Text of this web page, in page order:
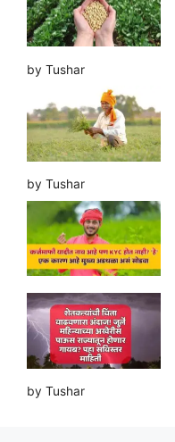
by Tushar
by Tushar
by Tushar